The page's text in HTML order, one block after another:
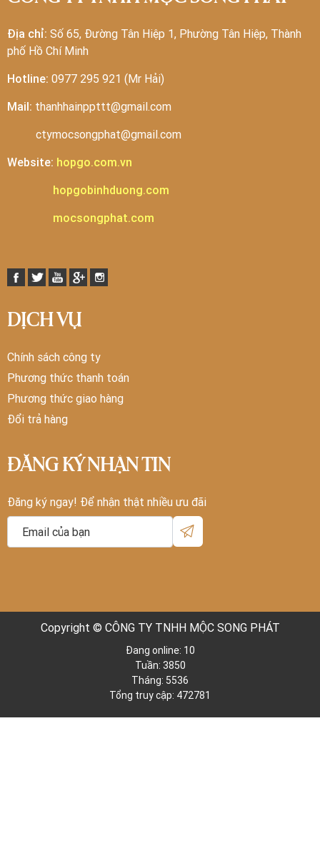
Địa chỉ: Số 65, Đường Tân Hiệp 1, Phường Tân Hiệp, Thành
phố Hồ Chí Minh
Hotline: 0977 295 921 (Mr Hải)
Mail: thanhhainppttt@gmail.com
ctymocsongphat@gmail.com
Website: hopgo.com.vn
hopgobinhduong.com
mocsongphat.com
DỊCH VỤ
Chính sách công ty
Phương thức thanh toán
Phương thức giao hàng
Đổi trả hàng
ĐĂNG KÝ NHẬN TIN
Đăng ký ngay! Để nhận thật nhiều ưu đãi
Copyright © CÔNG TY TNHH MỘC SONG PHÁT
Đang online: 10
Tuần: 3850
Tháng: 5536
Tổng truy cập: 472781